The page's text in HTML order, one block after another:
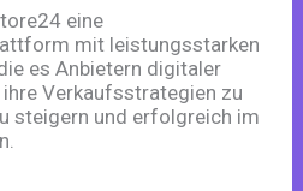
eine
mit leistungsstarken
es Anbietern digitaler
Verkaufsstrategien zu
steigern und erfolgreich im